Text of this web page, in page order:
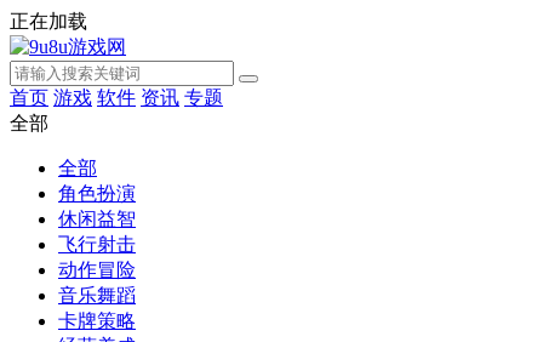
正在加载
首页 游戏 软件 资讯 专题
全部
全部
角色扮演
休闲益智
飞行射击
动作冒险
音乐舞蹈
卡牌策略